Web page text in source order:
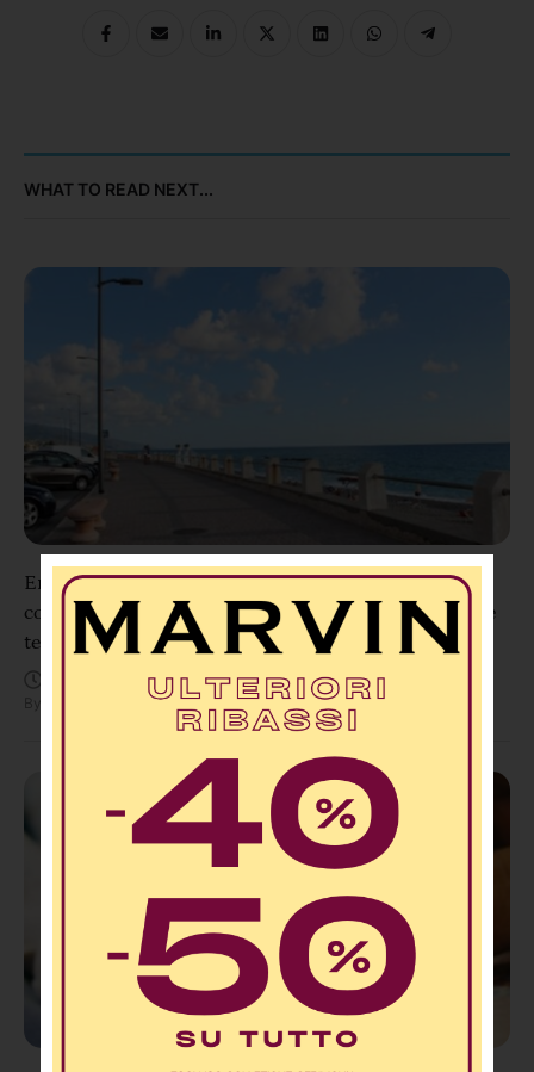
WHAT TO READ NEXT...
Ennesimo furto notturno sul lungomare di Paola, i
commercianti alzano la voce: «Vogliamo sapere se le
telecamere funzionano»
Agosto 5, 5:53 PM